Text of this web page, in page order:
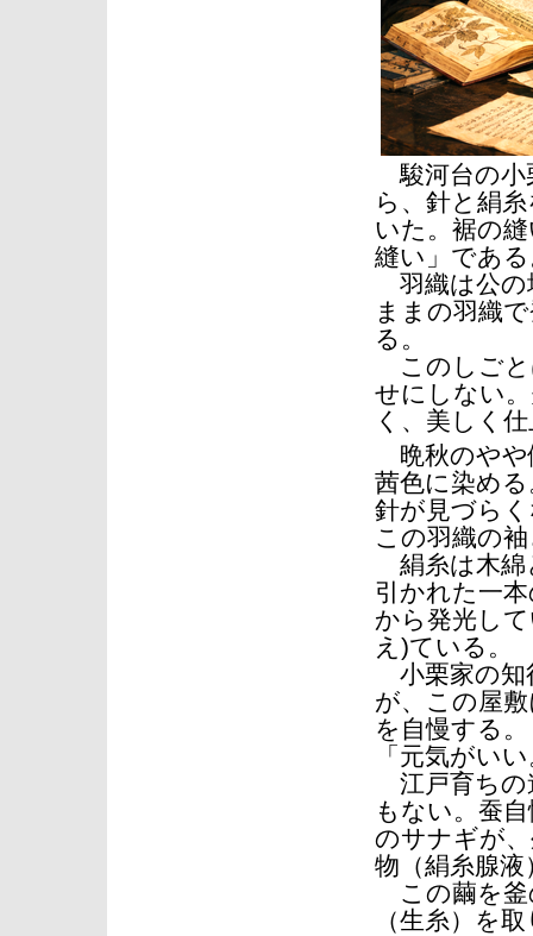
駿河台の小
ら、針と絹
いた。裾の
縫い」であ
羽織は公の
ままの羽織
る。
このしごと
せにしない
く、美しく
晩秋のやや
茜色に染め
針が見づら
この羽織の
絹糸は木綿
引かれた一
から発光し
え)ている
小栗家の知
が、この屋
を自慢する。
「元気がい
江戸育ちの
もない。蚕
のサナギが
物（絹糸腺
この繭を釜
（生糸）を